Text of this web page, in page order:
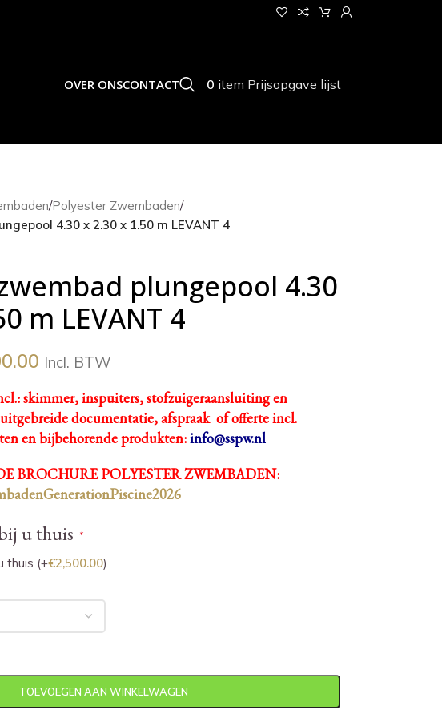
OVER ONSCONTACT 0 item Prijsopgave lijst
/Polyester Zwembaden/
4.30 x 2.30 x 1.50 m LEVANT 4
plungepool 4.30
m LEVANT 4
Incl. BTW
skimmer, inspuiters, stofzuigeraansluiting en
documentatie, afspraak of offerte incl.
en bijbehorende produkten:info@sspw.nl
BROCHURE POLYESTER ZWEMBADEN:
u thuis *
thuis (+€2,500.00)
TOEVOEGEN AAN WINKELWAGEN